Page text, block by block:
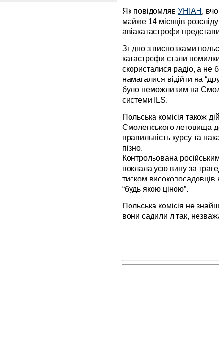
Як повідомляв УНІАН,
майже 14 місяців
авіакатастрофи
Згідно з висновками
катастрофи стали помилки
скористалися радіо, а не
намагалися відійти на
було неможливим на
системи ILS.
Польська комісія також
Смоленського летовища
правильність курсу та
пізно.
Контрольована
поклала усю вину за
тиском високопосадовців
“будь якою ціною”.
Польська комісія не
вони садили літак,